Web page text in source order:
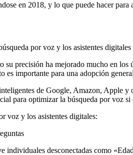
en 2018, y lo que puede hacer
por voz y los asistentes
precisión ha mejorado mucho en
es importante para una adopción
de Google, Amazon, Apple y
para optimizar la búsqueda por voz
voz y los asistentes digitales:
desconectadas como